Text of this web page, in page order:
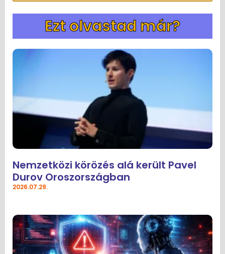
Ezt olvastad már?
Nemzetközi körözés alá került Pavel
Durov Oroszországban
2026.07.29.